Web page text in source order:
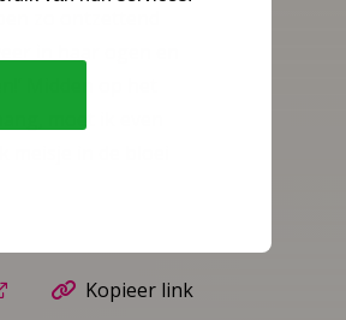
Midden op het
moet ik even
Kopieer link